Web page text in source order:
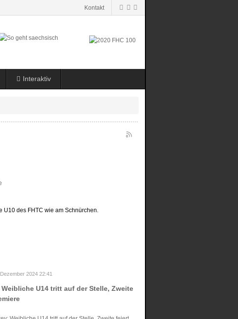
Kontakt
Interaktiv
des FHTC wie am Schnürchen.
2024 22:41
U14 tritt auf der Stelle, Zweite